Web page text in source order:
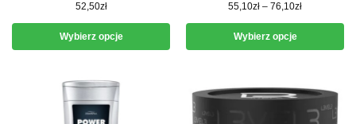
52,50zł
Wybierz opcje
55,10zł – 76,10zł
Wybierz opcje